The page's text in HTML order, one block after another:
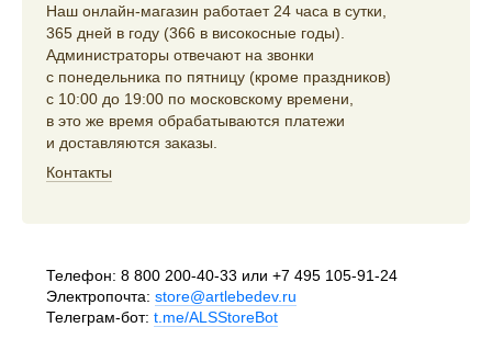
Наш онлайн-магазин работает 24 часа в сутки,
365 дней в году (366 в високосные годы).
Администраторы отвечают на звонки
с понедельника по пятницу (кроме праздников)
с 10:00 до 19:00 по московскому времени,
в это же время обрабатываются платежи
и доставляются заказы.
Контакты
Телефон: 8 800 200-40-33 или +7 495 105-91-24
Электропочта: store@artlebedev.ru
Телеграм-бот: t.me/ALSStoreBot